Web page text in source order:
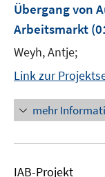
Übergang von
Arbeitsmarkt
Weyh, Antje;
Link zur
mehr
IAB-Projekt